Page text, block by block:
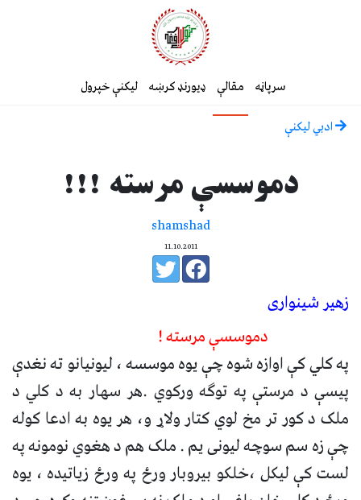
سرپاڼه مقالې ډیورنډ کرښه لیکنې خپرول
ادبي ليکنې
دموسسې مرسته !!!
shamshad
11.10.2011
زهير شينواری
دموسسې مرسته !
په کلي کې اوازه شوه چې يوه موسسه ، ليونيانو ته نغدې
پيسې د مرستې په توګه ورکوي .هر سهار به د کلي د
ملک د کور تر مخ لوي کتار ولاړ و، هر يوه به ادعا کوله
چې زه سم سوچه ليونی يم . ملک هم د هغوي نومونه په
لست کې ليکل ،خلکو بيروبار ورځ په ورځ زياتيده ، يوه